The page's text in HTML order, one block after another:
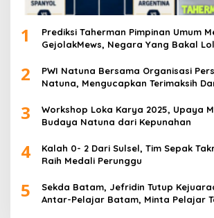
1
Prediksi Taherman Pimpinan Umum
GejolakMews, Negara Yang Bakal
2
PWI Natuna Bersama Organisasi
Natuna, Mengucapkan Terimaksih
dan Insan Pers
3
Workshop Loka Karya 2025, Upaya
Budaya Natuna dari Kepunahan
4
Kalah 0- 2 Dari Sulsel, Tim Sepak
Raih Medali Perunggu
5
Sekda Batam, Jefridin Tutup
Antar-Pelajar Batam, Minta Pelajar Teruslah